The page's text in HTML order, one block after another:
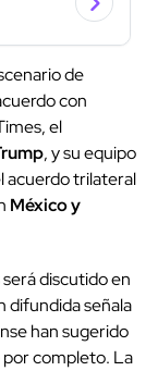
de
con
el
, y su equipo
acuerdo trilateral
México y
discutido en
difundida señala
han sugerido
por completo. La